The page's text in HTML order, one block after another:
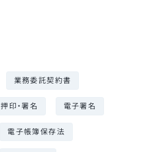
業務委託契約書
押印・署名 電子署名
電子帳簿保存法